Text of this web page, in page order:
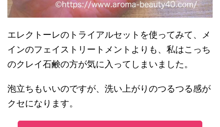
エレクトーレのトライアルセットを使ってみて、メ
インのフェイストリートメントよりも、私はこっち
のクレイ石鹸の方が気に入ってしまいました。
泡立ちもいいのですが、洗い上がりのつるつる感が
クセになります。